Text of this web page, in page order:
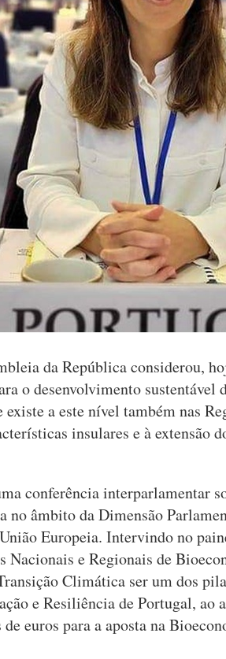
da República considerou,
o desenvolvimento sustentável
a este nível também nas
insulares e à extensão
conferência interparlamentar
no âmbito da Dimensão
Europeia. Intervindo no
Nacionais e Regionais de
Climática ser um dos
e Resiliência de Portugal, ao
euros para a aposta na